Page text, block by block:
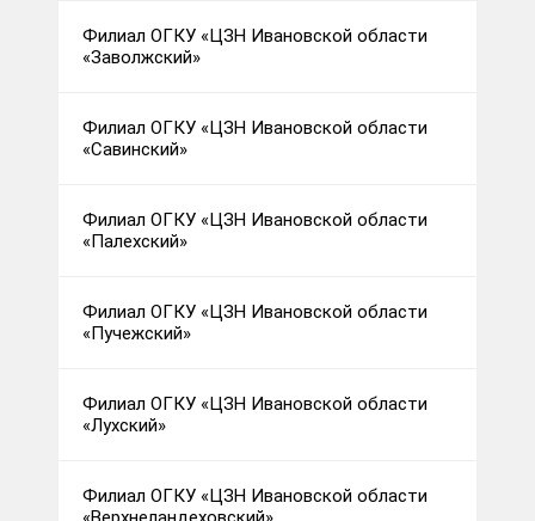
Филиал ОГКУ «ЦЗН Ивановской области
«Заволжский»
Филиал ОГКУ «ЦЗН Ивановской области
«Савинский»
Филиал ОГКУ «ЦЗН Ивановской области
«Палехский»
Филиал ОГКУ «ЦЗН Ивановской области
«Пучежский»
Филиал ОГКУ «ЦЗН Ивановской области
«Лухский»
Филиал ОГКУ «ЦЗН Ивановской области